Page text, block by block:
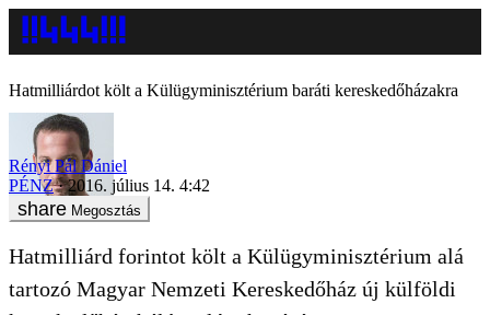
Hatmilliárdot költ a Külügyminisztérium baráti kereskedőházakra
Rényi Pál Dániel
PÉNZ
2016. július 14. 4:42
Megosztás
Hatmilliárd forintot költ a Külügyminisztérium alá
tartozó Magyar Nemzeti Kereskedőház új külföldi